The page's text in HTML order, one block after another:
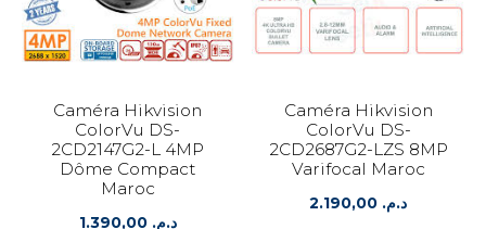
Caméra Hikvision
ColorVu DS-
2CD2147G2-L 4MP
Dôme Compact
Maroc
د.م. 1.390,00
Caméra Hikvision
ColorVu DS-
2CD2687G2-LZS 8MP
Varifocal Maroc
د.م.